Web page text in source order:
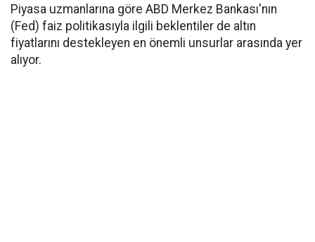
Piyasa uzmanlarına göre ABD Merkez Bankası'nın
(Fed) faiz politikasıyla ilgili beklentiler de altın
fiyatlarını destekleyen en önemli unsurlar arasında yer
alıyor.